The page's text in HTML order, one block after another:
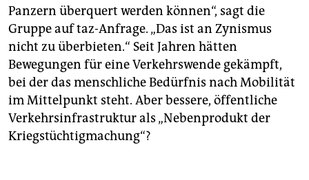
Panzern überquert werden können“, sagt die
Gruppe auf taz-Anfrage. „Das ist an Zynismus
nicht zu überbieten.“ Seit Jahren hätten
Bewegungen für eine Verkehrswende gekämpft,
bei der das menschliche Bedürfnis nach Mobilität
im Mittelpunkt steht. Aber bessere, öffentliche
Verkehrsinfrastruktur als „Nebenprodukt der
Kriegstüchtigmachung“?